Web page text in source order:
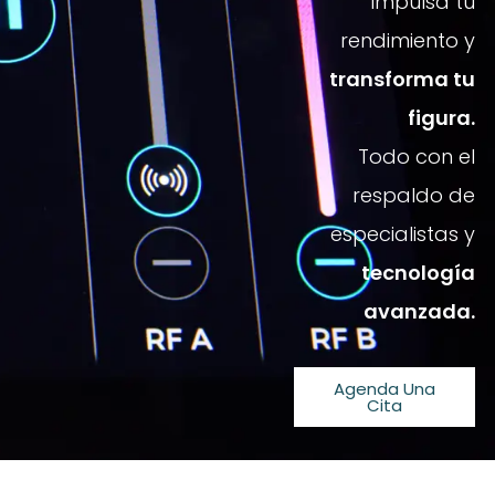
rendimiento y
transforma tu
figura.
Todo con el
respaldo de
especialistas y
tecnología
avanzada.
Agenda Una
Cita